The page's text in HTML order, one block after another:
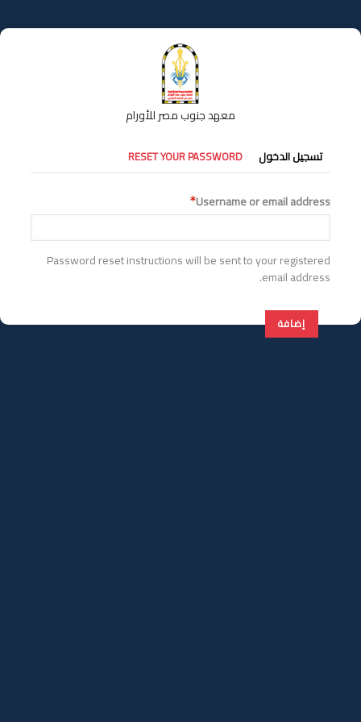
إلى
المحتوى
معهد جنوب مصر للأورام
التبويبات
الأساسية
تسجيل الدخول RESET YOUR PASSWORD
Username or email address
Password reset instructions will be sent to your registered
email address.